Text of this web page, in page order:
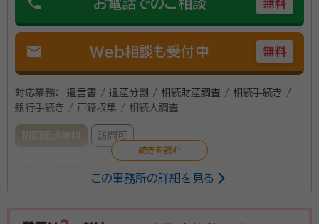
お電話でのご相談 無料
mail Web相談も受付中 無料
対応業務：
遺言書 / 遺産分割 / 相続財産調査 / 相続手続き /
銀行手続き / 戸籍収集 / 相続人調査
初回面談無料 訪問可
この事務所の詳細を見る